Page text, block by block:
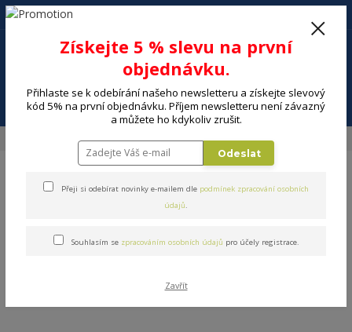
Menu
+420 602 494 600
Ruční zahradní nářadí
V této kategorii nebylo nalezeno žádné zboží.
Získejte 5 % slevu na první
objednávku.
Přihlaste se k odebírání našeho newsletteru a získejte slevový
kód 5% na první objednávku. Příjem newsletteru není závazný
a můžete ho kdykoliv zrušit.
Odeslat
Přeji si odebírat novinky e-mailem dle podmínek zpracování osobních
údajů.
Souhlasím se zpracováním osobních údajů pro účely registrace.
Zavřít